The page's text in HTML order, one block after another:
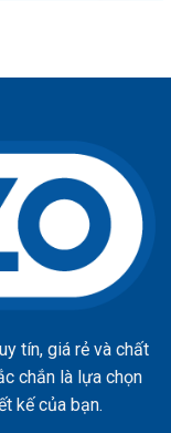
tín, giá rẻ và chất
chắn là lựa chọn
kế của bạn.